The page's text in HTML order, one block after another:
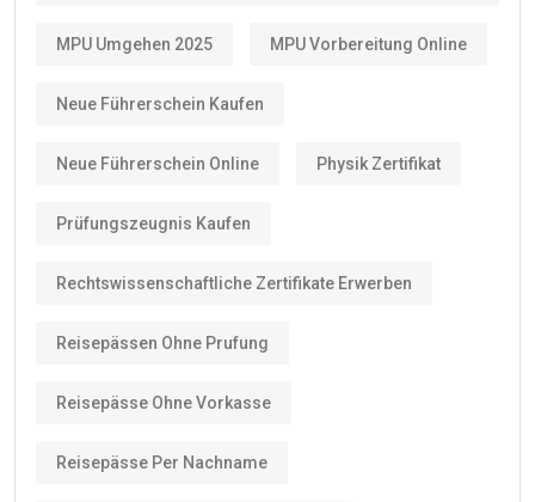
MPU Umgehen 2025 MPU Vorbereitung Online
Neue Führerschein Kaufen
Neue Führerschein Online Physik Zertifikat
Prüfungszeugnis Kaufen
Rechtswissenschaftliche Zertifikate Erwerben
Reisepässen Ohne Prufung
Reisepässe Ohne Vorkasse
Reisepässe Per Nachname